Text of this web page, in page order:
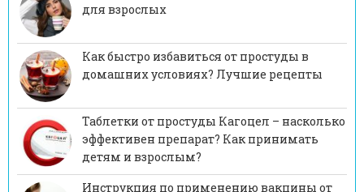
для взрослых
Как быстро избавиться от простуды в
домашних условиях? Лучшие рецепты
Таблетки от простуды Кагоцел – насколько
эффективен препарат? Как принимать
детям и взрослым?
Инструкция по применению вакцины от